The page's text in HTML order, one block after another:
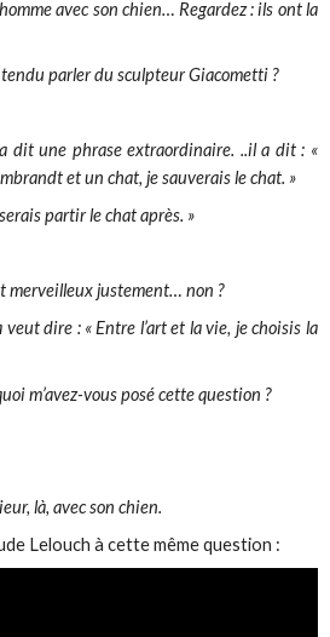
avec son chien… Regardez : ils ont la
parler du sculpteur Giacometti ?
dit une phrase extraordinaire. ..il a dit : «
et un chat, je sauverais le chat. »
partir le chat après. »
merveilleux justement… non ?
veut dire : « Entre l’art et la vie, je choisis la
m’avez-vous posé cette question ?
là, avec son chien.
Lelouch à cette même question :